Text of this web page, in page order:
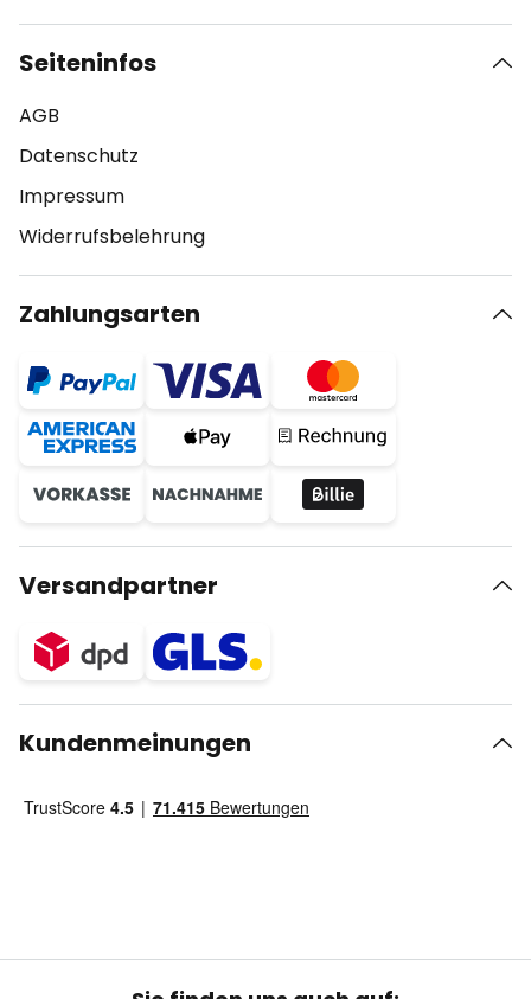
Seiteninfos
AGB
Datenschutz
Impressum
Widerrufsbelehrung
Zahlungsarten
Versandpartner
Kundenmeinungen